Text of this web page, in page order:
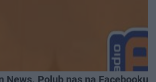
News. Polub nas na Facebooku!